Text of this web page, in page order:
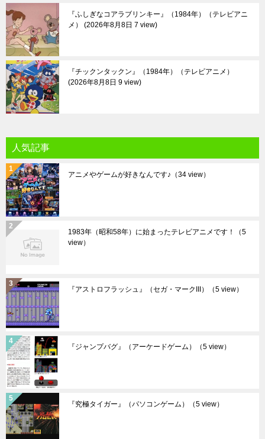
『ふしぎなコアラブリンキー』（1984年）（テレビアニ
メ）
2026年8月8日 7 view
『チックンタックン』（1984年）（テレビアニメ）
2026年8月8日 9 view
人気記事
アニメやゲームが好きなんです♪ （34 view）
1983年（昭和58年）に始まったテレビアニメです！
（5
view）
『アストロフラッシュ』（セガ・マークIII） （5 view）
『ジャンプバグ』（アーケードゲーム） （5 view）
『究極タイガー』（パソコンゲーム） （5 view）